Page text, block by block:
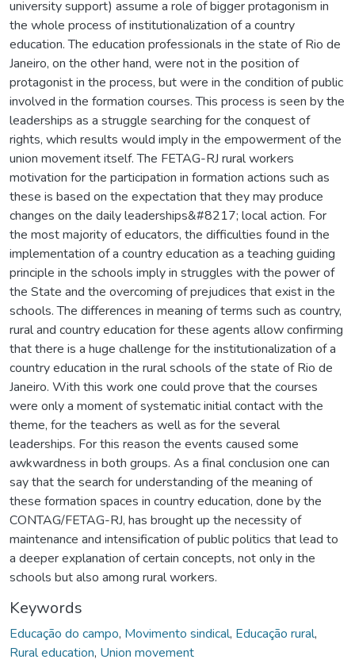
university support) assume a role of bigger protagonism in
the whole process of institutionalization of a country
education. The education professionals in the state of Rio de
Janeiro, on the other hand, were not in the position of
protagonist in the process, but were in the condition of public
involved in the formation courses. This process is seen by the
leaderships as a struggle searching for the conquest of
rights, which results would imply in the empowerment of the
union movement itself. The FETAG-RJ rural workers
motivation for the participation in formation actions such as
these is based on the expectation that they may produce
changes on the daily leaderships&#8217; local action. For
the most majority of educators, the difficulties found in the
implementation of a country education as a teaching guiding
principle in the schools imply in struggles with the power of
the State and the overcoming of prejudices that exist in the
schools. The differences in meaning of terms such as country,
rural and country education for these agents allow confirming
that there is a huge challenge for the institutionalization of a
country education in the rural schools of the state of Rio de
Janeiro. With this work one could prove that the courses
were only a moment of systematic initial contact with the
theme, for the teachers as well as for the several
leaderships. For this reason the events caused some
awkwardness in both groups. As a final conclusion one can
say that the search for understanding of the meaning of
these formation spaces in country education, done by the
CONTAG/FETAG-RJ, has brought up the necessity of
maintenance and intensification of public politics that lead to
a deeper explanation of certain concepts, not only in the
schools but also among rural workers.
Keywords
Educação do campo, Movimento sindical, Educação rural,
Rural education, Union movement